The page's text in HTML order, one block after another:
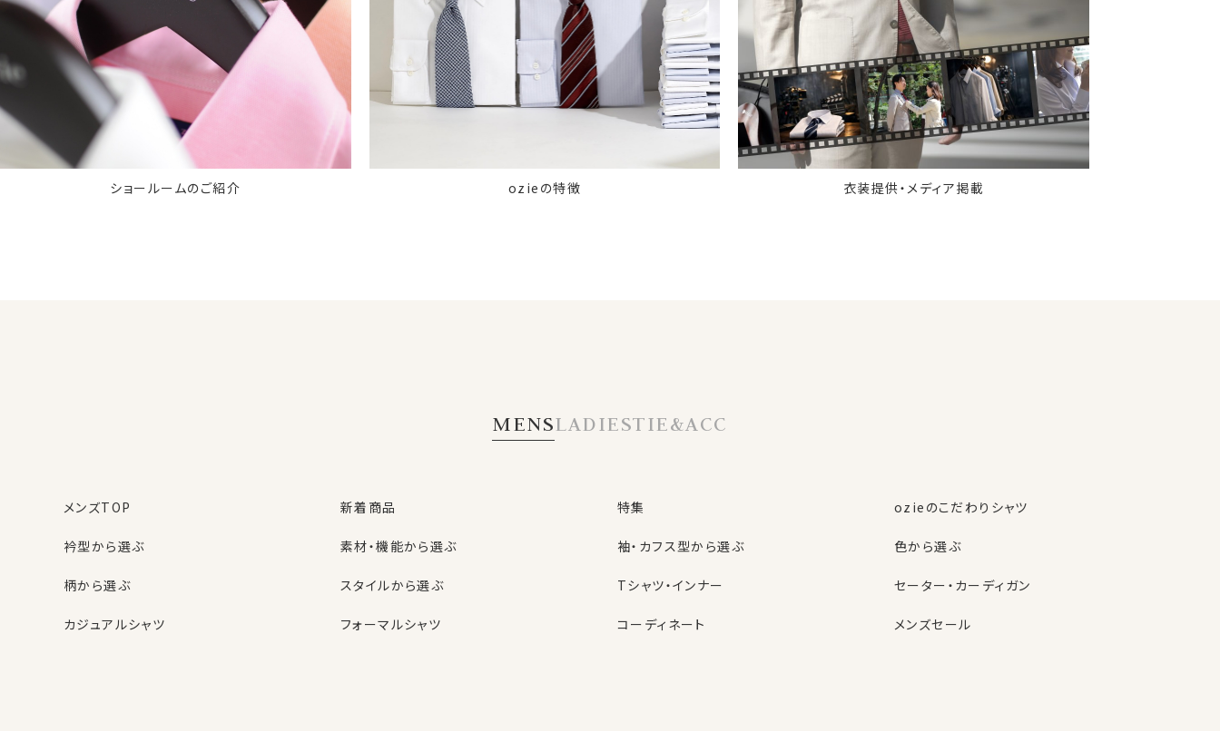
ショールームのご紹介 ozieの特徴 衣装提供・メディア掲載
MENSLADIESTIE&ACC
メンズTOP 新着商品 特集 ozieのこだわりシャツ
衿型から選ぶ 素材・機能から選ぶ 袖・カフス型から選ぶ 色から選ぶ
柄から選ぶ スタイルから選ぶ Tシャツ・インナー セーター・カーディガン
カジュアルシャツ フォーマルシャツ コーディネート
メンズセール